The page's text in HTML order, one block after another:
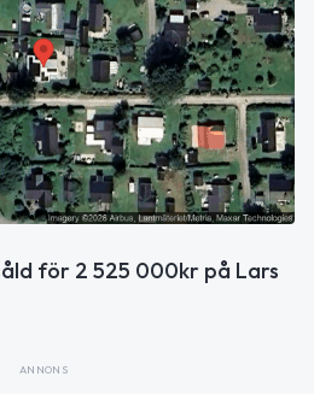
för 2 525 000kr på Lars
ANNONS